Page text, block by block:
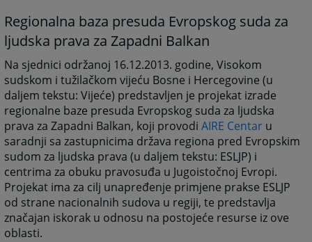
Regionalna baza presuda Evropskog suda za
ljudska prava za Zapadni Balkan
Na sjednici održanoj 16.12.2013. godine, Visokom
sudskom i tužilačkom vijeću Bosne i Hercegovine (u
daljem tekstu: Vijeće) predstavljen je projekat izrade
regionalne baze presuda Evropskog suda za ljudska
prava za Zapadni Balkan, koji provodiAIRE Centar u
saradnji sa zastupnicima država regiona pred Evropskim
sudom za ljudska prava (u daljem tekstu: ESLJP) i
centrima za obuku pravosuđa u Jugoistočnoj Evropi.
Projekat ima za cilj unapređenje primjene prakse ESLJP
od strane nacionalnih sudova u regiji, te predstavlja
značajan iskorak u odnosu na postojeće resurse iz ove
oblasti.